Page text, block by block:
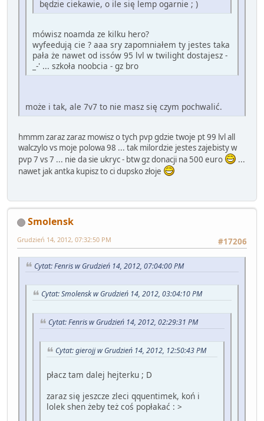
będzie ciekawie, o ile się lemp ogarnie ; )
mówisz noamda ze kilku hero?
wyfeedują cie ? aaa sry zapomniałem ty jestes taka
pała że nawet od issów 95 lvl w twilight dostajesz -
_-' ... szkoła noobcia - gz bro
może i tak, ale 7v7 to nie masz się czym pochwalić.
hmmm zaraz zaraz mowisz o tych pvp gdzie twoje pt 99 lvl all
walczylo vs moje polowa 98 ... tak milordzie jestes zajebisty w
pvp 7 vs 7 ... nie da sie ukryc - btw gz donacji na 500 euro
...
nawet jak antka kupisz to ci dupsko złoje
Smolensk
#17206
Grudzień 14, 2012, 07:32:50 PM
Cytat: Fenris w Grudzień 14, 2012, 07:04:00 PM
Cytat: Smolensk w Grudzień 14, 2012, 03:04:10 PM
Cytat: Fenris w Grudzień 14, 2012, 02:29:31 PM
Cytat: gierojj w Grudzień 14, 2012, 12:50:43 PM
płacz tam dalej hejterku ; D
zaraz się jeszcze zleci qquentimek, koń i
lolek shen żeby też coś popłakać : >